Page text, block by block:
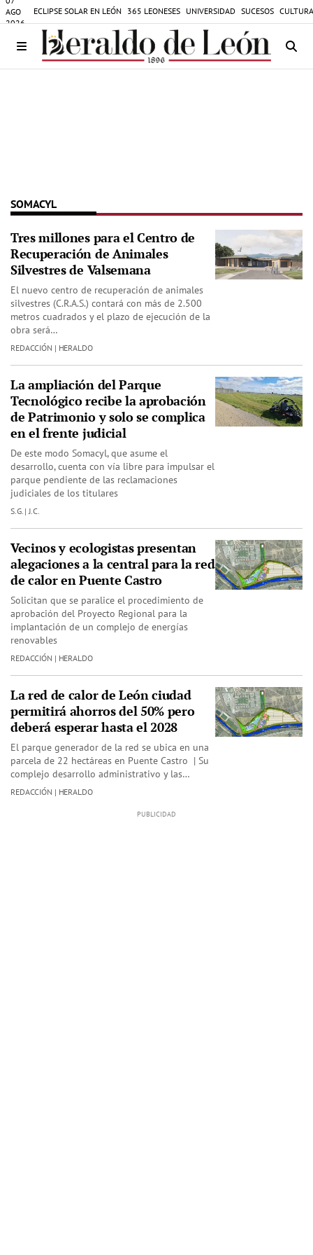
AGO
2026
ECLIPSE SOLAR EN LEÓN 365 LEONESES UNIVERSIDAD SUCESOS
SOMACYL
Tres millones para el Centro de
Recuperación de Animales
Silvestres de Valsemana
El nuevo centro de recuperación de animales
silvestres (C.R.A.S.) contará con más de 2.500
metros cuadrados y el plazo de ejecución de la
obra será…
REDACCIÓN | HERALDO
La ampliación del Parque
Tecnológico recibe la aprobación
de Patrimonio y solo se complica
en el frente judicial
De este modo Somacyl, que asume el
desarrollo, cuenta con vía libre para impulsar el
parque pendiente de las reclamaciones
judiciales de los titulares
S.G. | J.C.
Vecinos y ecologistas presentan
alegaciones a la central para la red
de calor en Puente Castro
Solicitan que se paralice el procedimiento de
aprobación del Proyecto Regional para la
implantación de un complejo de energías
renovables
REDACCIÓN | HERALDO
La red de calor de León ciudad
permitirá ahorros del 50% pero
deberá esperar hasta el 2028
El parque generador de la red se ubica en una
parcela de 22 hectáreas en Puente Castro | Su
complejo desarrollo administrativo y las…
REDACCIÓN | HERALDO